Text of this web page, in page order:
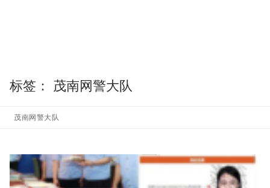
标签： 茂南网警大队
茂南网警大队